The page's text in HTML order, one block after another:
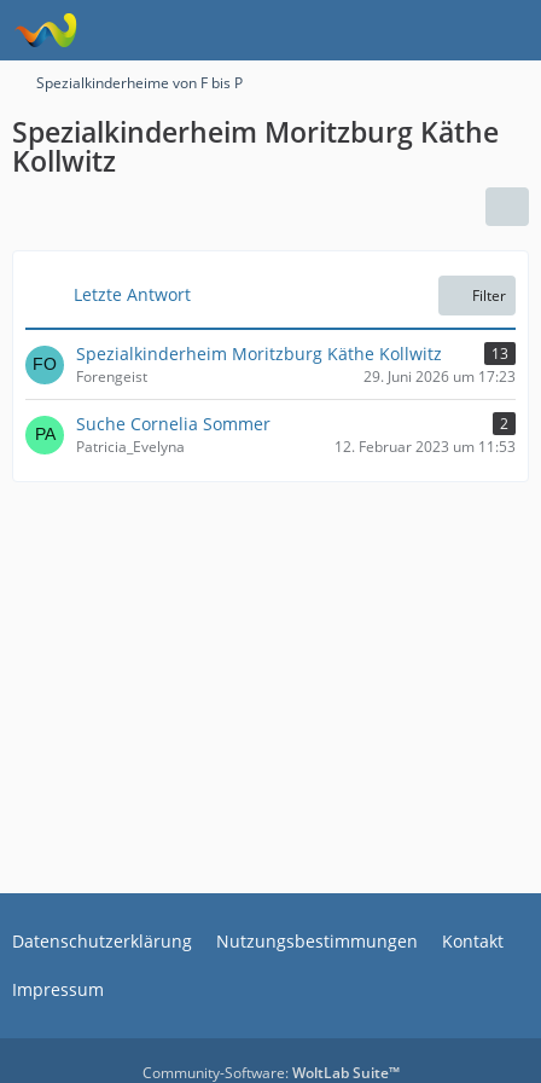
Spezialkinderheime von F bis P
Spezialkinderheim Moritzburg Käthe
Kollwitz
Letzte Antwort Filter
Spezialkinderheim Moritzburg Käthe Kollwitz
13
Forengeist
29. Juni 2026 um 17:23
Suche Cornelia Sommer
2
Patricia_Evelyna
12. Februar 2023 um 11:53
Datenschutzerklärung Nutzungsbestimmungen Kontakt
Impressum
Community-Software:WoltLab Suite™